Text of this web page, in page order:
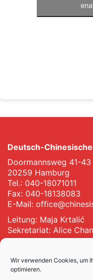
Wir verwenden Cookies, um
optimieren.
Deutsch-
Doormannsweg 41-43
20259 Hamburg
Tel.: 040-18071011
Fax: 040-18138083
E-Mail:
Leitung: Maja Krtalić
Sekretariat: Alice
Impressum
Datenschutz